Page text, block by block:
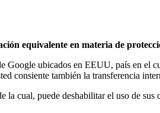
equivalente en materia de
Google ubicados en EEUU, país en
consiente también la transferencia
la cual, puede deshabilitar el uso de